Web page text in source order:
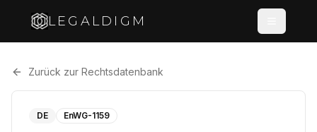
LEGALDIGM
Zurück zur Rechtsdatenbank
DE EnWG-1159